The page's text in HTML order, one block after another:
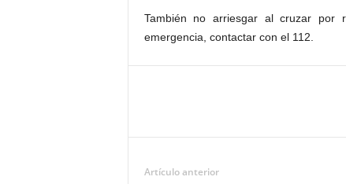
También no arriesgar al cruzar
emergencia, contactar con el 112.
Artículo anterior